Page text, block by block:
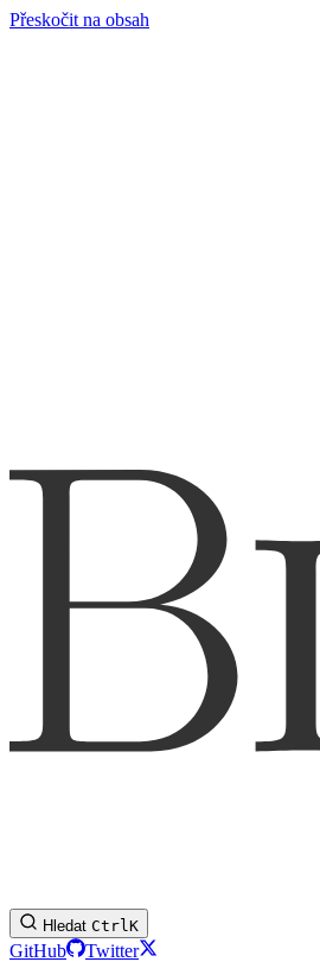
Přeskočit na obsah
Hledat CtrlK
GitHub
Twitter